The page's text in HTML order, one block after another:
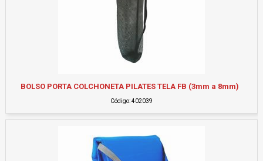
BOLSO PORTA COLCHONETA PILATES TELA FB (3mm a 8mm)
Código: 402039